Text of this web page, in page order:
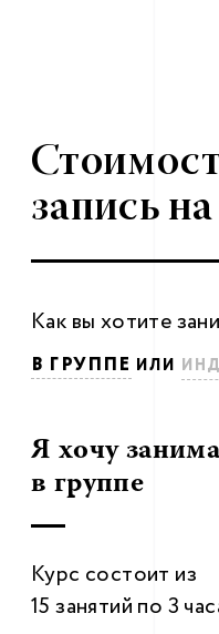
запись
Как вы хотите
В ГРУППЕ ИЛИ
Я хочу
в группе
Курс состоит из
15 занятий по 3